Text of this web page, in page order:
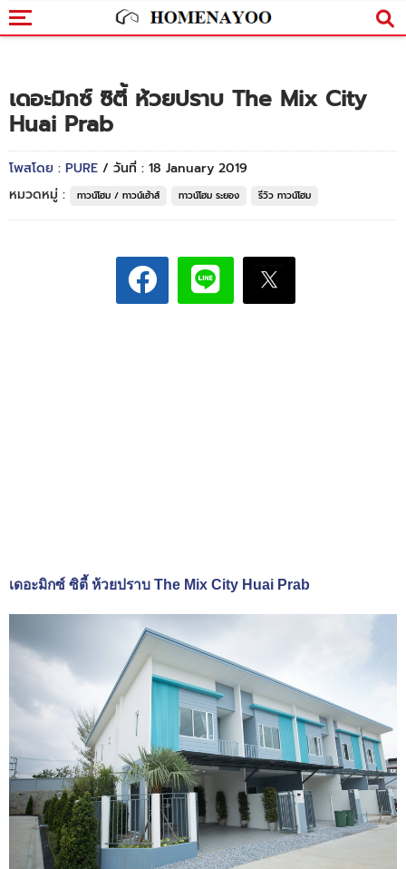
เดอะมิกซ์ ซิตี้ ห้วยปราบ The Mix City
Huai Prab
โพสโดย : PURE / วันที่ : 18 January 2019
หมวดหมู่ :
ทาวน์โฮม / ทาวน์เฮ้าส์ ทาวน์โฮม ระยอง รีวิว ทาวน์โฮม
เดอะมิกซ์ ซิตี้ ห้วยปราบ The Mix City Huai Prab